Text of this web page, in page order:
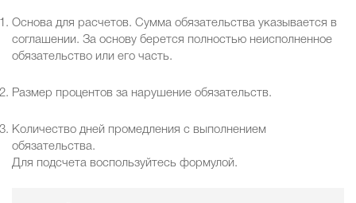
Основа для расчетов. Сумма обязательства указывается в
соглашении. За основу берется полностью неисполненное
обязательство или его часть.
Размер процентов за нарушение обязательств.
Количество дней промедления с выполнением
обязательства.
Для подсчета воспользуйтесь формулой.